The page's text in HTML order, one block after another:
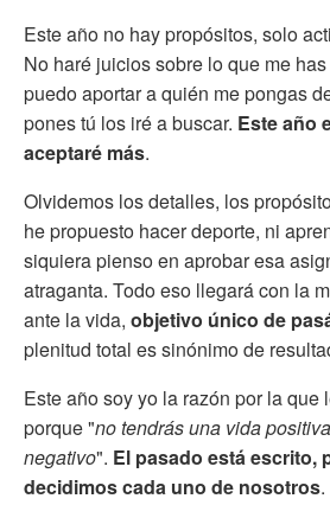
Este año no hay propósitos, solo
No haré juicios sobre lo que me
puedo aportar a quién me pongas
pones tú los iré a buscar. Este año
aceptaré más.
Olvidemos los detalles, los
he propuesto hacer deporte, ni
siquiera pienso en aprobar esa
atraganta. Todo eso llegará con la
ante la vida, objetivo único de
plenitud total es sinónimo de
Este año soy yo la razón por la que
porque "no tendrás una vida
negativo". El pasado está escrito,
decidimos cada uno de nosotros.